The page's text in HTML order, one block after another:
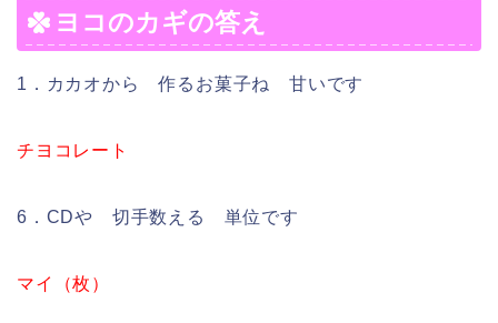
ヨコのカギの答え
1．カカオから 作るお菓子ね 甘いです
チヨコレート
6．CDや 切手数える 単位です
マイ（枚）